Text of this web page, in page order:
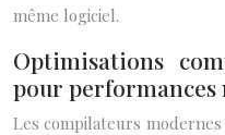
même logiciel.
Optimisations
pour performances
Les compilateurs